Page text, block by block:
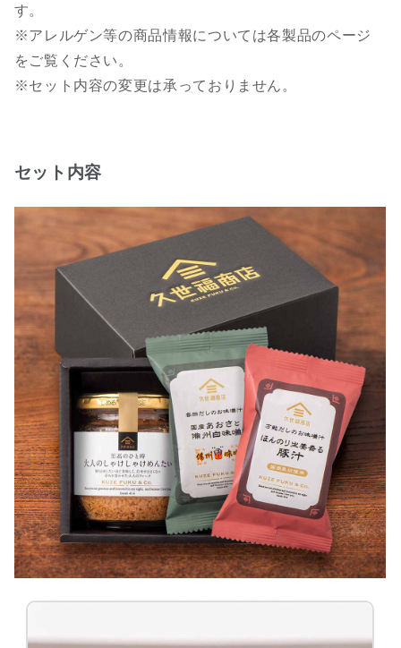
す。
※アレルゲン等の商品情報については各製品のページ
をご覧ください。
※セット内容の変更は承っておりません。
セット内容